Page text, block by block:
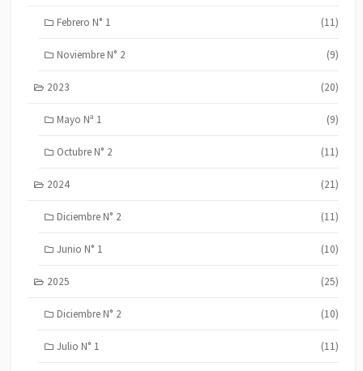
Febrero N° 1 (11)
Noviembre N° 2 (9)
2023 (20)
Mayo Nª 1 (9)
Octubre N° 2 (11)
2024 (21)
Diciembre N° 2 (11)
Junio N° 1 (10)
2025 (25)
Diciembre N° 2 (10)
Julio N° 1 (11)